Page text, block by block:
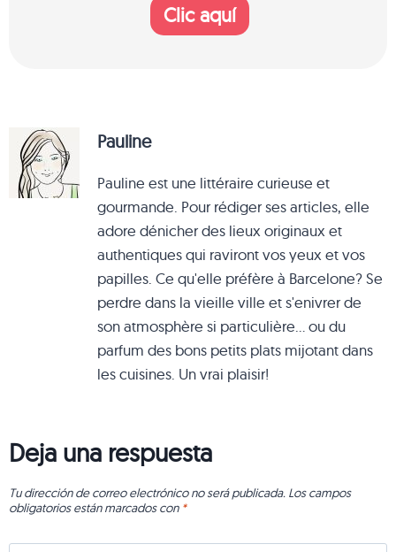
Clic aquí
Pauline
Pauline est une littéraire curieuse et
gourmande. Pour rédiger ses articles, elle
adore dénicher des lieux originaux et
authentiques qui raviront vos yeux et vos
papilles. Ce qu'elle préfère à Barcelone? Se
perdre dans la vieille ville et s'enivrer de
son atmosphère si particulière... ou du
parfum des bons petits plats mijotant dans
les cuisines. Un vrai plaisir!
Deja una respuesta
Tu dirección de correo electrónico no será publicada. Los campos
obligatorios están marcados con *